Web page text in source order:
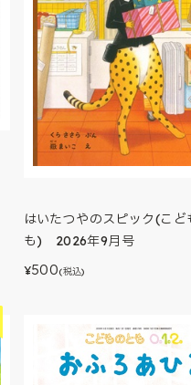
はいたつやのスピック(こど
も) 2026年9月号
¥500(税込)